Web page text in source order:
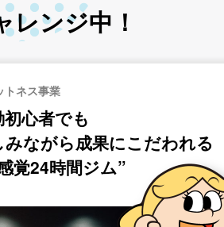
レンジ中！
生可能エネルギー（太陽光発電）事業
ーラー発電で
域の未来を照らす！